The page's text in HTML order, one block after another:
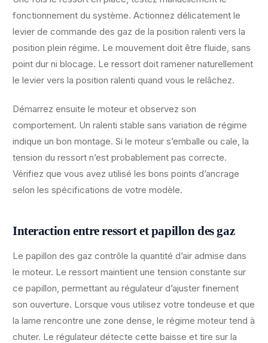
fonctionnement du système. Actionnez délicatement le
levier de commande des gaz de la position ralenti vers la
position plein régime. Le mouvement doit être fluide, sans
point dur ni blocage. Le ressort doit ramener naturellement
le levier vers la position ralenti quand vous le relâchez.
Démarrez ensuite le moteur et observez son
comportement. Un ralenti stable sans variation de régime
indique un bon montage. Si le moteur s’emballe ou cale, la
tension du ressort n’est probablement pas correcte.
Vérifiez que vous avez utilisé les bons points d’ancrage
selon les spécifications de votre modèle.
Interaction entre ressort et papillon des gaz
Le papillon des gaz contrôle la quantité d’air admise dans
le moteur. Le ressort maintient une tension constante sur
ce papillon, permettant au régulateur d’ajuster finement
son ouverture. Lorsque vous utilisez votre tondeuse et que
la lame rencontre une zone dense, le régime moteur tend à
chuter. Le régulateur détecte cette baisse et tire sur la